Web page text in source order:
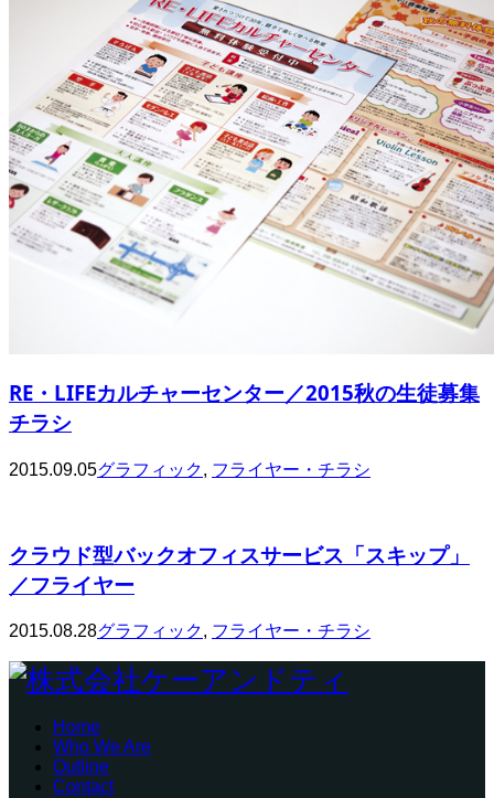
RE・LIFEカルチャーセンター／2015秋の生徒募集
チラシ
2015.09.05グラフィック, フライヤー・チラシ
クラウド型バックオフィスサービス「スキップ」
／フライヤー
2015.08.28グラフィック, フライヤー・チラシ
Home
Who We Are
Outline
Contact